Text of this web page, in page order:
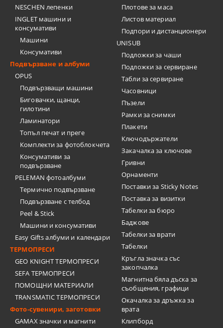
NESCHEN лепенки
INGLET машини и
консумативи
Машини
Консумативи
Подвързване и албуми
OPUS
Подвързващи машини
Биговачки, щанци,
гилотини
Ламинатори
Топъл печат и преге
Комплекти за фотоблокчета
Консумативи за
подвързване
PELEMAN фотоалбуми
Термично подвързване
Подвързване с телбод
Peel & Stick
Машини и консумативи
Easy Gifts албуми и календари
ТЕРМОПРЕСИ
GEO KNIGHT ТЕРМОПРЕСИ
SEFA ТЕРМОПРЕСИ
ПОМОЩНИ МАТЕРИАЛИ
TRANSMATIC ТЕРМОПРЕСИ
Фото-сувенири, заготовки
GAMAX значки и магнити
Плотове за маса
Листов материал
Подпори и дистанционери
UNISUB
Подложки за чаши
Подложки за сервиране
Табли за сервиране
Часовници
Пъзели
Рамки за снимки
Плакети
Ключодържатели
Закачалка за ключове
Гривни
Орнаменти
Поставки за Sticky Notes
Поставка за визитки
Tабелки за бюро
Баджове
Табелки за врати
Табелки
Кръгла значка със
закопчалка
Магнитна бяла дъска за
съобщения, графици
Окачалка за дръжка за
врата
Клипборд